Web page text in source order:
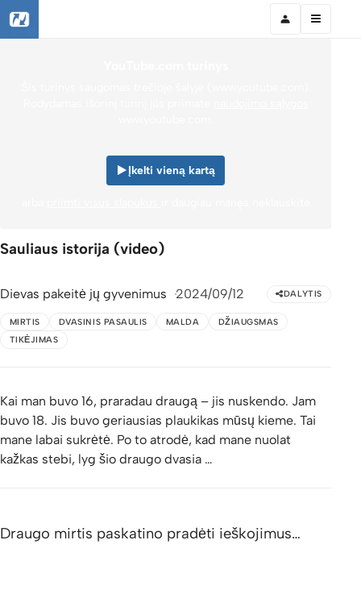
Įkelti vieną kartą
Sauliaus istorija (video)
Dievas pakeitė jų gyvenimus 2024/09/12 DALYTIS
MIRTIS DVASINIS PASAULIS MALDA
DŽIAUGSMAS
TIKĖJIMAS
Kai man buvo 16, praradau draugą – jis nuskendo. Jam
buvo 18. Jis buvo geriausias plaukikas mūsų kieme. Tai
mane labai sukrėtė. Po to atrodė, kad mane nuolat
kažkas stebi, lyg šio draugo dvasia …
Draugo mirtis paskatino pradėti ieškojimus…